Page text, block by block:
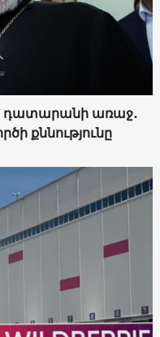
դատարանի առաջ․
քննությունը